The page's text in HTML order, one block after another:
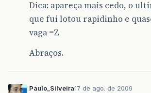
Dica: apareça mais cedo, o
que fui lotou rapidinho e
vaga =Z
Abraços.
Paulo_Silveira17 de ago. de 2009